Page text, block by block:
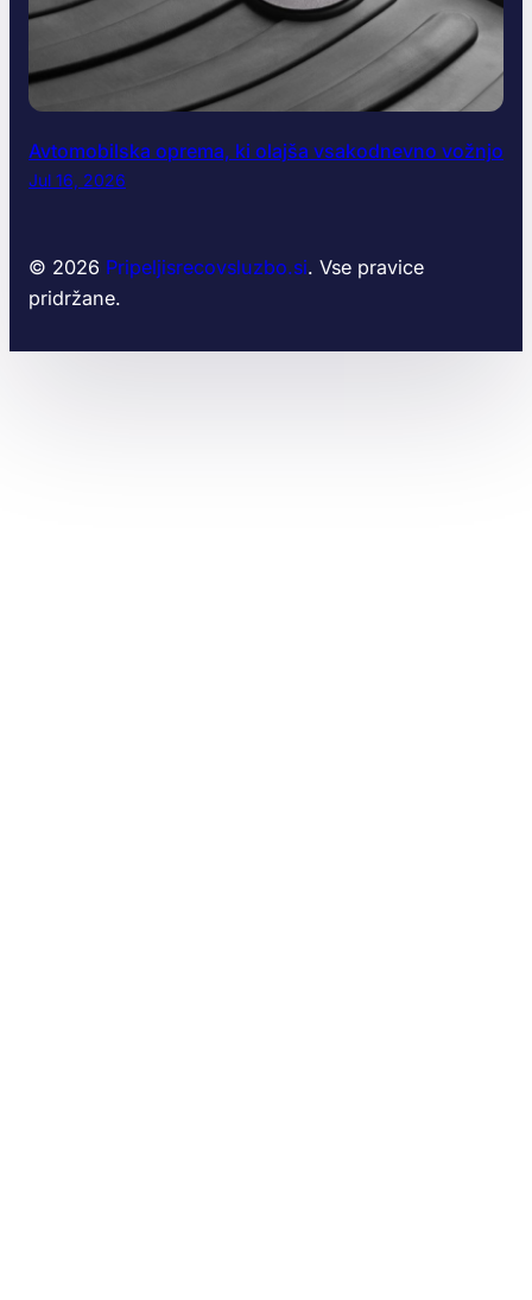
Avtomobilska oprema, ki olajša vsakodnevno vožnjo
Jul 16, 2026
© 2026 Pripeljisrecovsluzbo.si. Vse pravice
pridržane.